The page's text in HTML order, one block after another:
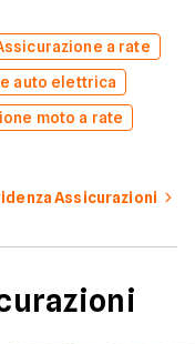
a rate
auto elettrica
moto a rate
Assicurazioni